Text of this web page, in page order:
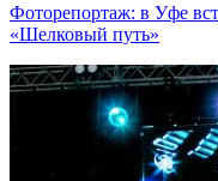
Фоторепортаж: в Уфе
«Шелковый путь»